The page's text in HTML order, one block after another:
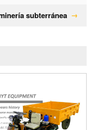
subterránea →